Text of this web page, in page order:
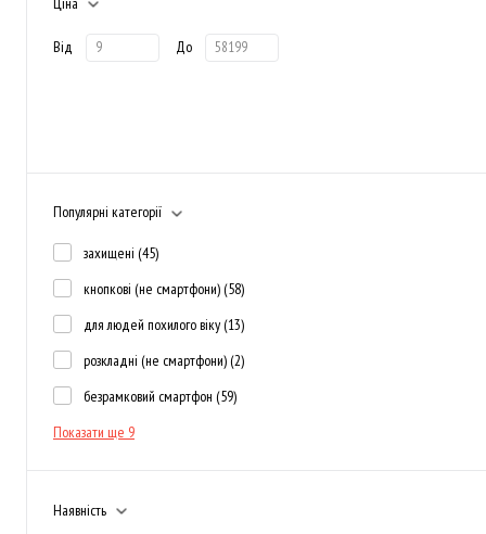
Від До
Популярні категорії
захищені (45)
кнопкові (не смартфони) (58)
для людей похилого віку (13)
розкладні (не смартфони) (2)
безрамковий смартфон (59)
Показати ще 9
Наявність